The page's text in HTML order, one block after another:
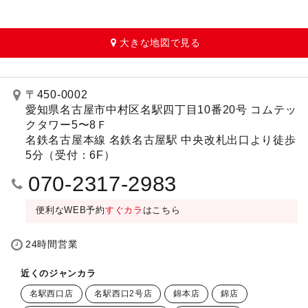
大きな地図で見る
〒450-0002
愛知県名古屋市中村区名駅四丁目10番20号 コムテッ
クタワー5〜8Ｆ
名鉄名古屋本線 名鉄名古屋駅 中央改札出口より徒歩
5分（受付：6F）
070-2317-2983
便利なWEB予約すぐカラ はこちら
24時間営業
近くのジャンカラ
名駅西口店 名駅西口2号店 錦本店 錦店